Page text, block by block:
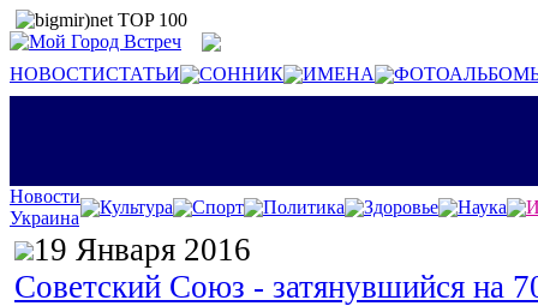
НОВОСТИСТАТЬИ СОННИК ИМЕНА
Новости
Украина
Культура Спорт Политика Здоровье Наука
19 Января 2016
Советский Союз - затянувшийся на